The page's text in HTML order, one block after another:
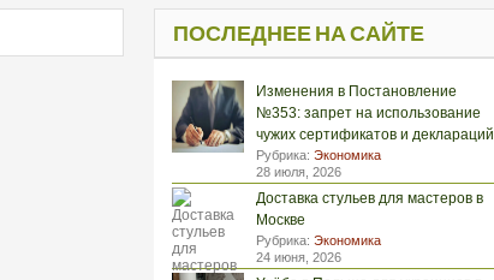
ПОСЛЕДНЕЕ НА САЙТЕ
Изменения в Постановление
№353: запрет на использование
чужих сертификатов и деклараций
Рубрика: Экономика
28 июля, 2026
Доставка стульев для мастеров в
Москве
Рубрика: Экономика
24 июня, 2026